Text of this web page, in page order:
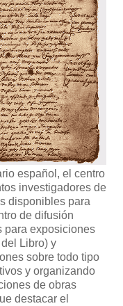
español, el centro
investigadores de
disponibles para
de difusión
para exposiciones
Libro) y
sobre todo tipo
y organizando
de obras
destacar el